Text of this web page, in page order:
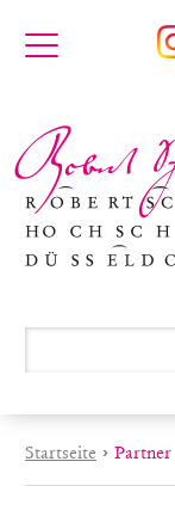
Startseite › Partner